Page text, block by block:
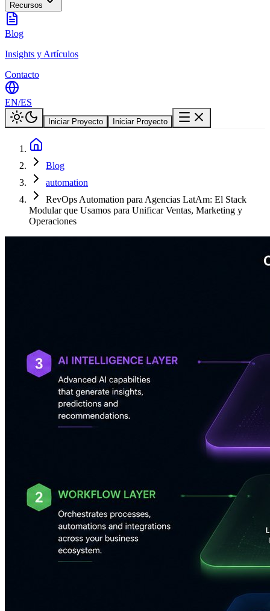
Recursos
Blog
Insights y Artículos
Contacto
EN/ES
Iniciar Proyecto Iniciar Proyecto
Blog
automation
RevOps Automation para Agencias LatAm: El Stack
Modular que Usamos para Unificar Ventas, Marketing y
Operaciones